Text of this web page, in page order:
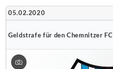
05.02.2020
Geldstrafe für den Chemnitzer FC